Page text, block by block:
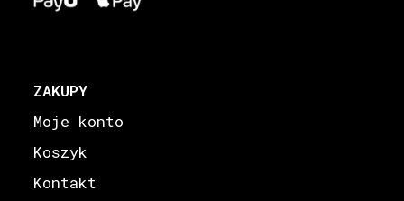
ZAKUPY
Moje konto
Koszyk
Kontakt